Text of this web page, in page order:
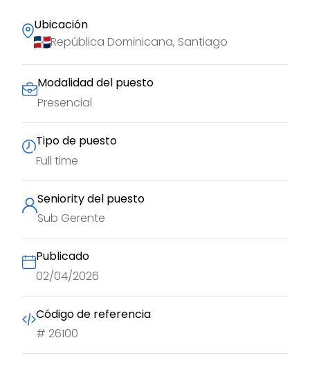
Ubicación
República Dominicana, Santiago
Modalidad del puesto
Presencial
Tipo de puesto
Full time
Seniority del puesto
Sub Gerente
Publicado
02/04/2026
Código de referencia
# 26100